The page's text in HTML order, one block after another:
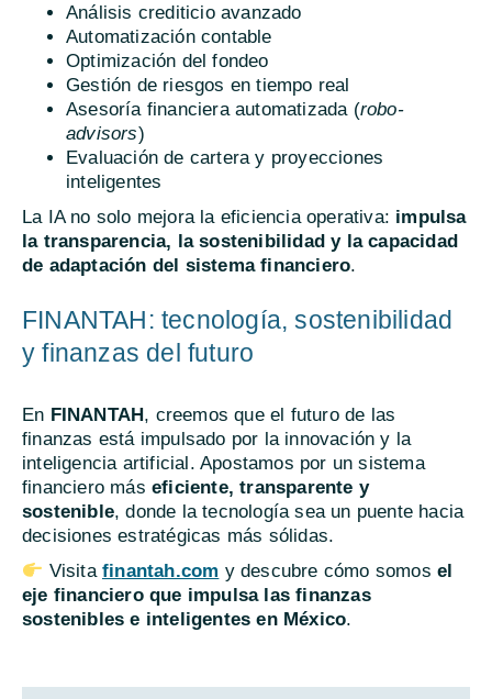
Análisis crediticio avanzado
Automatización contable
Optimización del fondeo
Gestión de riesgos en tiempo real
Asesoría financiera automatizada (robo-
advisors)
Evaluación de cartera y proyecciones
inteligentes
La IA no solo mejora la eficiencia operativa: impulsa
la transparencia, la sostenibilidad y la capacidad
de adaptación del sistema financiero.
FINANTAH: tecnología, sostenibilidad
y finanzas del futuro
En FINANTAH, creemos que el futuro de las
finanzas está impulsado por la innovación y la
inteligencia artificial. Apostamos por un sistema
financiero más eficiente, transparente y
sostenible, donde la tecnología sea un puente hacia
decisiones estratégicas más sólidas.
Visita finantah.com y descubre cómo somos el
eje financiero que impulsa las finanzas
sostenibles e inteligentes en México.